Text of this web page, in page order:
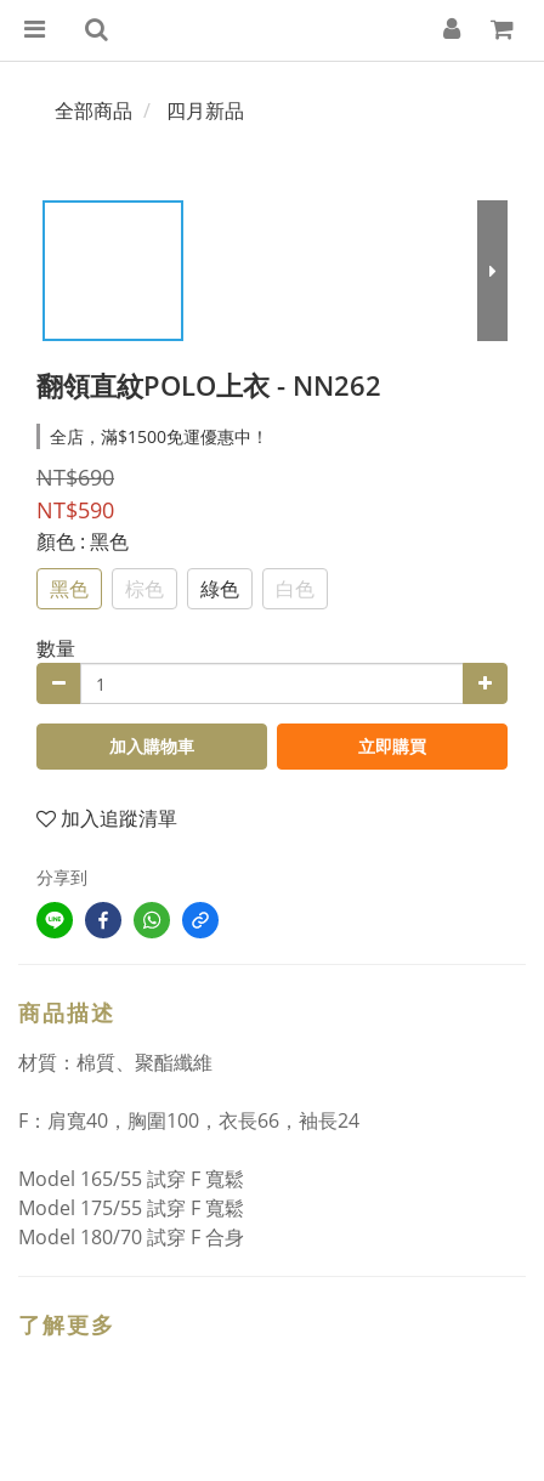
全部商品 四月新品
翻領直紋POLO上衣 - NN262
全店，滿$1500免運優惠中！
NT$690
NT$590
顏色 : 黑色
黑色
棕色 綠色 白色
數量
加入購物車 立即購買
加入追蹤清單
分享到
商品描述
材質：棉質、聚酯纖維
F： 肩寬40，胸圍100，衣長66，袖長24
Model 165/55 試穿 F 寬鬆
Model 175/55 試穿 F 寬鬆
Model 180/70 試穿 F 合身
了解更多